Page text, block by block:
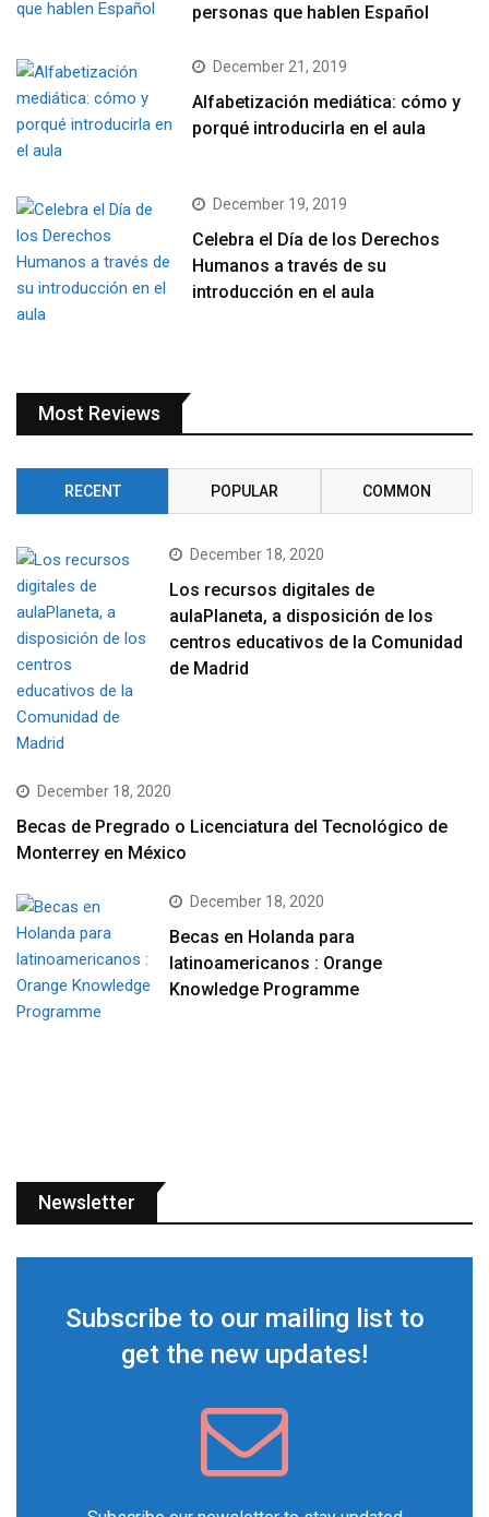
personas que hablen Español
December 21, 2019
Alfabetización mediática: cómo y
porqué introducirla en el aula
December 19, 2019
Celebra el Día de los Derechos
Humanos a través de su
introducción en el aula
Most Reviews
RECENT POPULAR COMMON
December 18, 2020
Los recursos digitales de
aulaPlaneta, a disposición de los
centros educativos de la Comunidad
de Madrid
December 18, 2020
Becas de Pregrado o Licenciatura del Tecnológico de
Monterrey en México
December 18, 2020
Becas en Holanda para
latinoamericanos : Orange
Knowledge Programme
Newsletter
Subscribe to our mailing list to
get the new updates!